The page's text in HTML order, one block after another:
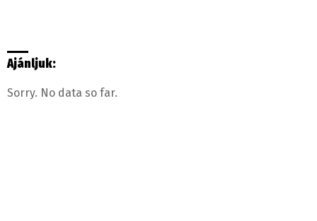
Ajánljuk:
Sorry. No data so far.